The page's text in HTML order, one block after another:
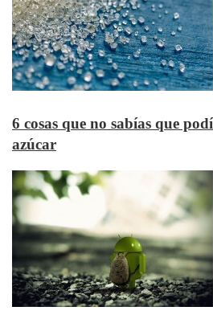
6 cosas que no sabías que
azúcar